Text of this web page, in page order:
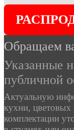
Обращаем
Указанные
публичной
Актуальную
кухни, цветовых
комплектации